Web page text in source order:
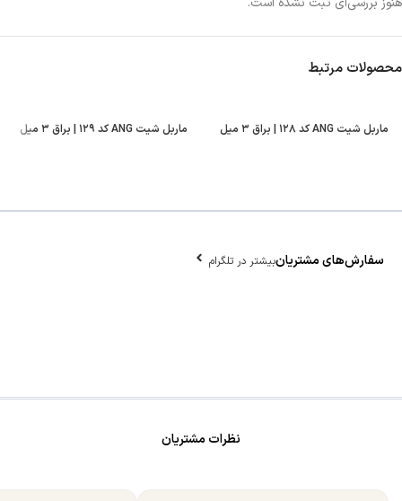
محصولات مرتبط
ماربل شیت ANG کد ۱۲۸ | براق ۳ میل ماربل شیت ANG کد ۱۲۹ | براق ۳ میل
سفارش‌های مشتریانبیشتر در تلگرام
نظرات مشتریان